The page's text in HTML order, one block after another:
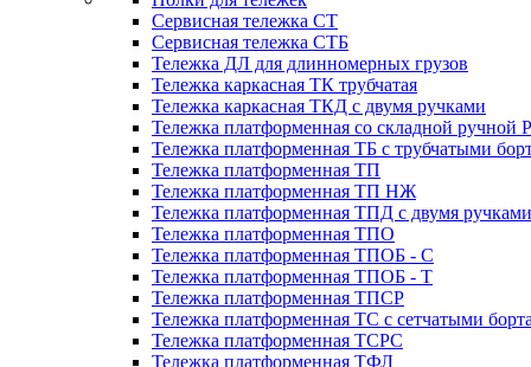
Сервисная тележка СТ
Сервисная тележка СТБ
Тележка ДЛ для длинномерных грузов
Тележка каркасная ТК трубчатая
Тележка каркасная ТКД с двумя ручками
Тележка платформенная со складной ручной
Тележка платформенная ТБ с трубчатыми
Тележка платформенная ТП
Тележка платформенная ТП НЖ
Тележка платформенная ТПД с двумя ручками
Тележка платформенная ТПО
Тележка платформенная ТПОБ - С
Тележка платформенная ТПОБ - Т
Тележка платформенная ТПСР
Тележка платформенная ТС с сетчатыми
Тележка платформенная ТСРС
Тележка платформенная ТФЛ